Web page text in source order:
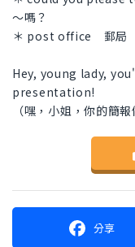
～嗎？
＊ post office 郵局
Hey, young lady,
presentation!
（嘿，小姐，你的簡報
分享